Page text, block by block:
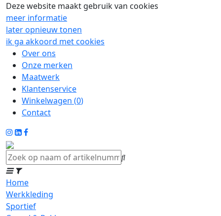
Deze website maakt gebruik van cookies
meer informatie
later opnieuw tonen
ik ga akkoord met cookies
Over ons
Onze merken
Maatwerk
Klantenservice
Winkelwagen (0)
Contact
Home
Werkkleding
Sportief